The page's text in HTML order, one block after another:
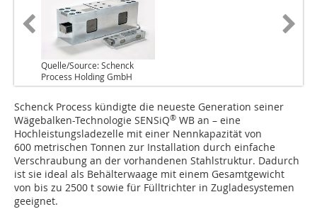
Quelle/Source: Schenck
Process Holding GmbH
Schenck Process kündigte die neueste Generation seiner
Wägebalken-Technologie SENSiQ® WB an – eine
Hochleistungsladezelle mit einer Nennkapazität von
600 metrischen Tonnen zur Installation durch einfache
Verschraubung an der vorhandenen Stahlstruktur. Dadurch
ist sie ideal als Behälterwaage mit einem Gesamtgewicht
von bis zu 2500 t sowie für Fülltrichter in Zugladesystemen
geeignet.